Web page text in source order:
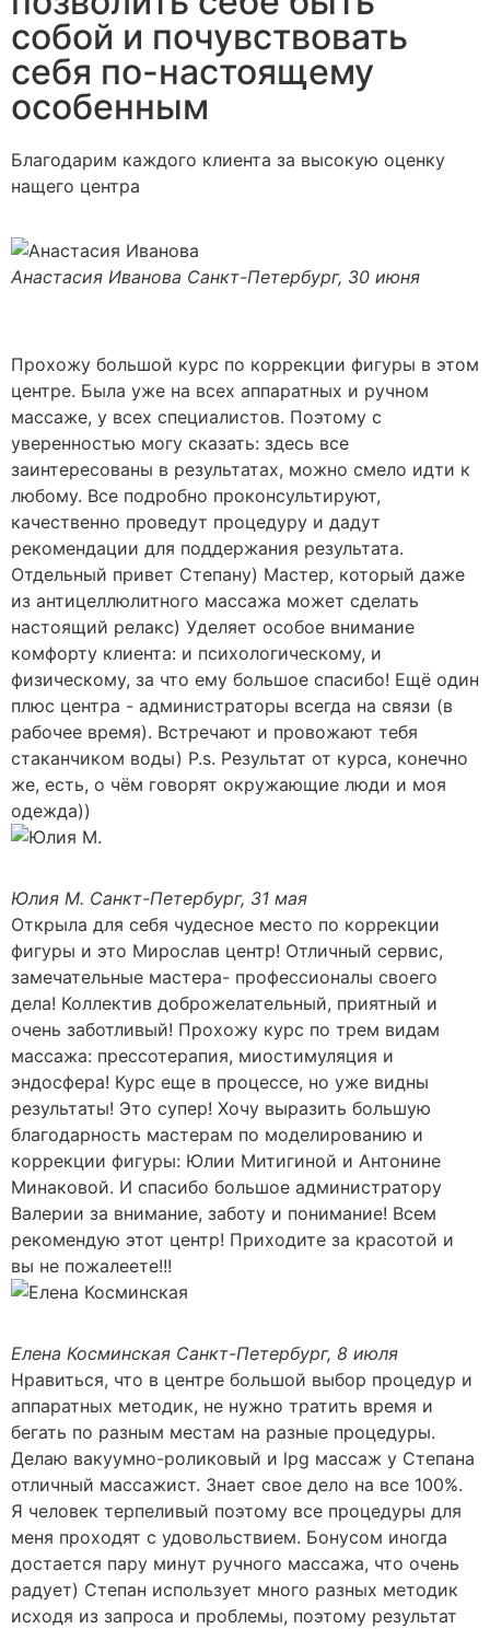
собой и почувствовать
себя по-настоящему
особенным
Благодарим каждого клиента за высокую оценку
нащего центра
Анастасия Иванова Санкт-Петербург, 30 июня
Прохожу большой курс по коррекции фигуры в этом
центре. Была уже на всех аппаратных и ручном
массаже, у всех специалистов. Поэтому с
уверенностью могу сказать: здесь все
заинтересованы в результатах, можно смело идти к
любому. Все подробно проконсультируют,
качественно проведут процедуру и дадут
рекомендации для поддержания результата.
Отдельный привет Степану) Мастер, который даже
из антицеллюлитного массажа может сделать
настоящий релакс) Уделяет особое внимание
комфорту клиента: и психологическому, и
физическому, за что ему большое спасибо! Ещё один
плюс центра - администраторы всегда на связи (в
рабочее время). Встречают и провожают тебя
стаканчиком воды) P.s. Результат от курса, конечно
же, есть, о чём говорят окружающие люди и моя
одежда))
Юлия М. Санкт-Петербург, 31 мая
Открыла для себя чудесное место по коррекции
фигуры и это Мирослав центр! Отличный сервис,
замечательные мастера- профессионалы своего
дела! Коллектив доброжелательный, приятный и
очень заботливый! Прохожу курс по трем видам
массажа: прессотерапия, миостимуляция и
эндосфера! Курс еще в процессе, но уже видны
результаты! Это супер! Хочу выразить большую
благодарность мастерам по моделированию и
коррекции фигуры: Юлии Митигиной и Антонине
Минаковой. И спасибо большое администратору
Валерии за внимание, заботу и понимание! Всем
рекомендую этот центр! Приходите за красотой и
вы не пожалеете!!!
Елена Косминская Санкт-Петербург, 8 июля
Нравиться, что в центре большой выбор процедур и
аппаратных методик, не нужно тратить время и
бегать по разным местам на разные процедуры.
Делаю вакуумно-роликовый и lpg массаж у Степана
отличный массажист. Знает свое дело на все 100%.
Я человек терпеливый поэтому все процедуры для
меня проходят с удовольствием. Бонусом иногда
достается пару минут ручного массажа, что очень
радует) Степан использует много разных методик
исходя из запроса и проблемы, поэтому результат